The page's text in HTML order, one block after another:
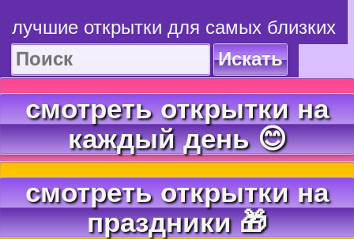
лучшие открытки для самых близких
Искать
смотреть открытки на
каждый день 😊
смотреть открытки на
праздники 🎁